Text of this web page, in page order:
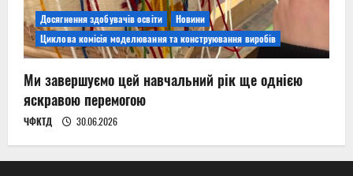
Досягнення здобувачів освіти
Новини
Циклова комісія моделювання та конструювання виробів
Ми завершуємо цей навчальний рік ще однією
яскравою перемогою
ЧФКТД 30.06.2026